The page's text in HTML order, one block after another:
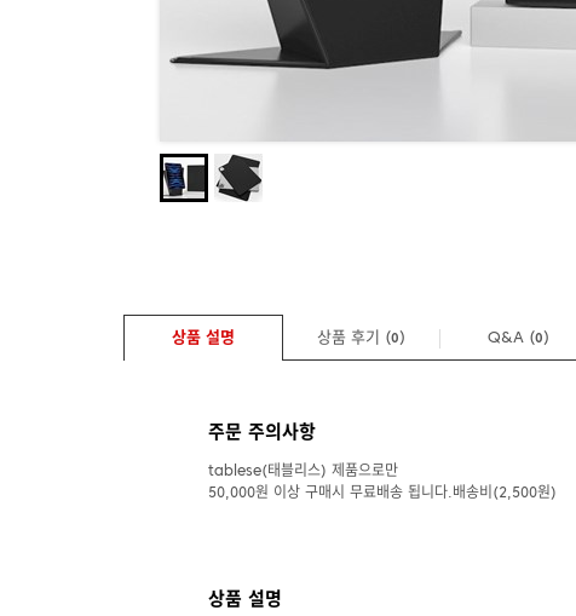
상품 설명 상품 후기 (0) Q&A (0)
주문 주의사항
tablese(태블리스) 제품으로만
50,000원 이상 구매시 무료배송 됩니다.배송비(2,500원)
상품 설명